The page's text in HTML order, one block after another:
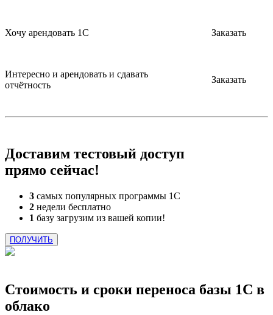
Хочу арендовать 1С Заказать
Интересно и арендовать и сдавать
отчётность
Заказать
Доставим тестовый доступ
прямо сейчас!
3 самых популярных программы 1С
2 недели бесплатно
1 базу загрузим из вашей копии!
ПОЛУЧИТЬ
Стоимость и сроки переноса базы 1С в
облако